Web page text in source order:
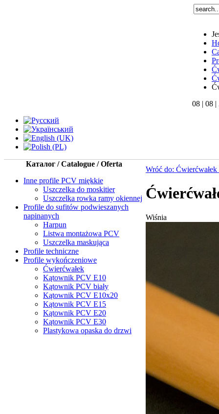
08 | 08 |
Каталог / Catalogue / Oferta
Inne profile PCV miękkie
Uszczelka do moskitier
Uszczelka rowka ramy okiennej
Profile do sufitów podwieszanych
napinanych
Harpun
Listwa montażowa PCV
Uszczelka maskująca
Profile techniczne
Profile wykończeniowe
Ćwierćwałek
Kątownik PCV Е10
Kątownik PCV biały
Kątownik PCV Е10x20
Kątownik PCV Е15
Kątownik PCV Е20
Kątownik PCV Е30
Plastykowa opaska do drzwi
Wróć do:
Wiśnia